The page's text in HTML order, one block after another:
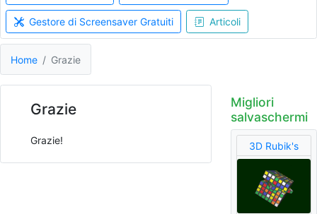
Gestore di Screensaver Gratuiti Articoli
Home Grazie
Grazie
Grazie!
Migliori
salvaschermi
3D Rubik's